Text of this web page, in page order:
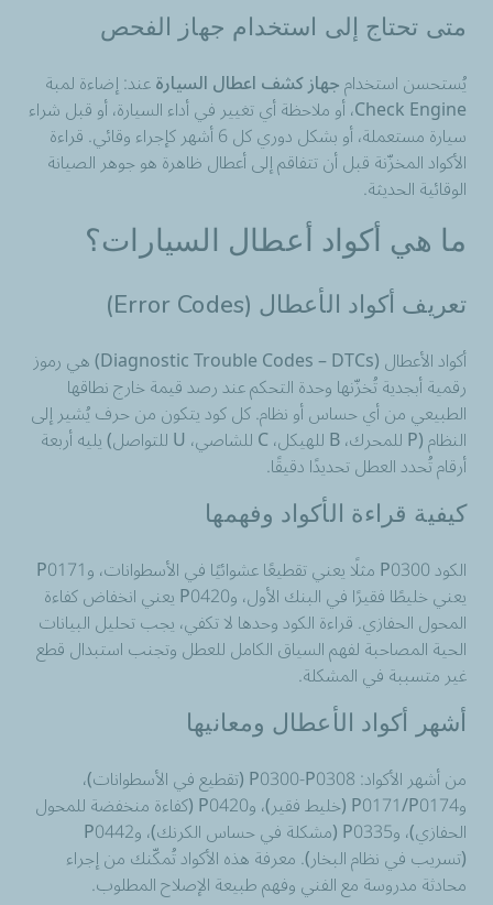
متى تحتاج إلى استخدام جهاز الفحص
يُستحسن استخدامجهاز كشف اعطال السيارةعند: إضاءة لمبة
Check Engine، أو ملاحظة أي تغيير في أداء السيارة، أو قبل شراء
سيارة مستعملة، أو بشكل دوري كل 6 أشهر كإجراء وقائي. قراءة
الأكواد المخزّنة قبل أن تتفاقم إلى أعطال ظاهرة هو جوهر الصيانة
الوقائية الحديثة.
ما هي أكواد أعطال السيارات؟
تعريف أكواد الأعطال (Error Codes)
أكواد الأعطال (Diagnostic Trouble Codes – DTCs) هي رموز
رقمية أبجدية تُخزّنها وحدة التحكم عند رصد قيمة خارج نطاقها
الطبيعي من أي حساس أو نظام. كل كود يتكون من حرف يُشير إلى
النظام (P للمحرك، B للهيكل، C للشاصي، U للتواصل) يليه أربعة
أرقام تُحدد العطل تحديدًا دقيقًا.
كيفية قراءة الأكواد وفهمها
الكود P0300 مثلًا يعني تقطيعًا عشوائيًا في الأسطوانات، وP0171
يعني خليطًا فقيرًا في البنك الأول، وP0420 يعني انخفاض كفاءة
المحول الحفازي. قراءة الكود وحدها لا تكفي، يجب تحليل البيانات
الحية المصاحبة لفهم السياق الكامل للعطل وتجنب استبدال قطع
غير متسببة في المشكلة.
أشهر أكواد الأعطال ومعانيها
من أشهر الأكواد: P0300-P0308 (تقطيع في الأسطوانات)،
وP0171/P0174 (خليط فقير)، وP0420 (كفاءة منخفضة للمحول
الحفازي)، وP0335 (مشكلة في حساس الكرنك)، وP0442
(تسريب في نظام البخار). معرفة هذه الأكواد تُمكّنك من إجراء
محادثة مدروسة مع الفني وفهم طبيعة الإصلاح المطلوب.